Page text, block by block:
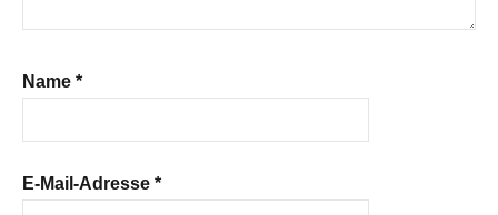
Name *
E-Mail-Adresse *